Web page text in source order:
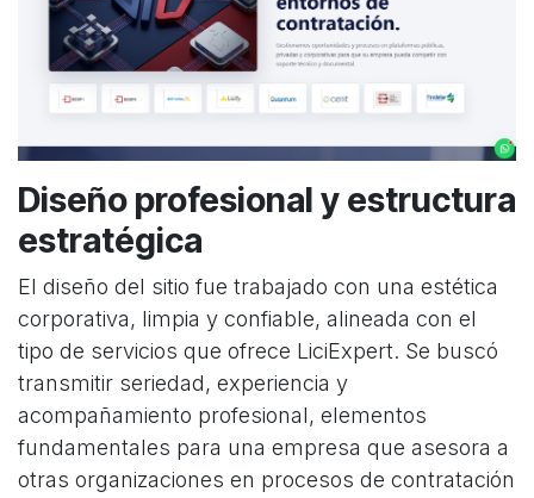
Diseño profesional y estructura
estratégica
El diseño del sitio fue trabajado con una estética
corporativa, limpia y confiable, alineada con el
tipo de servicios que ofrece LiciExpert. Se buscó
transmitir seriedad, experiencia y
acompañamiento profesional, elementos
fundamentales para una empresa que asesora a
otras organizaciones en procesos de contratación